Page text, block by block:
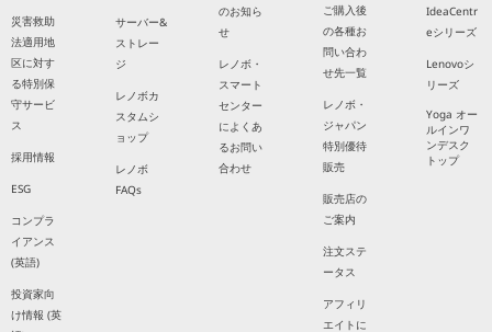
災害救助
法適用地
区に対す
る特別保
守サービ
ス
採用情報
ESG
コンプラ
イアンス
(英語)
投資家向
け情報 (英
サーバー&
ストレー
ジ
レノボカ
スタムシ
ョップ
レノボ
FAQs
のお知ら
せ
レノボ・
スマート
センター
によくあ
るお問い
合わせ
ご購入後
の各種お
問い合わ
せ先一覧
レノボ・
ジャパン
特別優待
販売
販売店の
ご案内
注文ステ
ータス
アフィリ
エイトに
IdeaCentr
eシリーズ
Lenovoシ
リーズ
Yoga オー
ルインワ
ンデスク
トップ